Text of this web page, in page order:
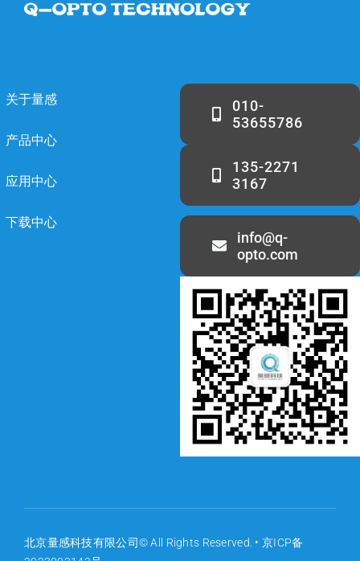
关于量感
产品中心
应用中心
下载中心
010-
53655786
135-2271
3167
info@q-
opto.com
北京量感科技有限公司© All Rights Reserved. • 京ICP备